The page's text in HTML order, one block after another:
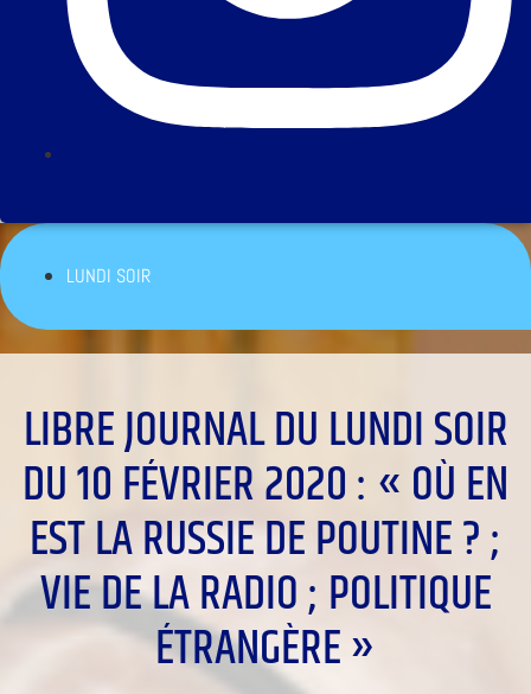
LUNDI SOIR
LIBRE JOURNAL DU LUNDI SOIR
DU 10 FÉVRIER 2020 : « OÙ EN
EST LA RUSSIE DE POUTINE ? ;
VIE DE LA RADIO ; POLITIQUE
ÉTRANGÈRE »